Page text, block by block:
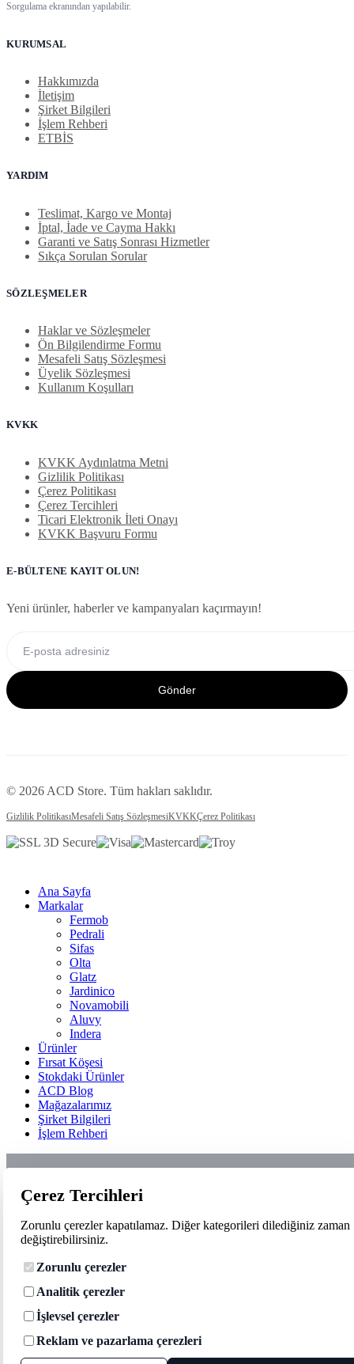
Sorgulama ekranından yapılabilir.
KURUMSAL
Hakkımızda
İletişim
Şirket Bilgileri
İşlem Rehberi
ETBİS
YARDIM
Teslimat, Kargo ve Montaj
İptal, İade ve Cayma Hakkı
Garanti ve Satış Sonrası Hizmetler
Sıkça Sorulan Sorular
SÖZLEŞMELER
Haklar ve Sözleşmeler
Ön Bilgilendirme Formu
Mesafeli Satış Sözleşmesi
Üyelik Sözleşmesi
Kullanım Koşulları
KVKK
KVKK Aydınlatma Metni
Gizlilik Politikası
Çerez Politikası
Çerez Tercihleri
Ticari Elektronik İleti Onayı
KVKK Başvuru Formu
E-BÜLTENE KAYIT OLUN!
Yeni ürünler, haberler ve kampanyaları kaçırmayın!
Gönder
© 2026 ACD Store. Tüm hakları saklıdır.
Gizlilik PolitikasıMesafeli Satış SözleşmesiKVKKÇerez Politikası
Ana Sayfa
Markalar
Fermob
Pedrali
Sifas
Olta
Glatz
Jardinico
Novamobili
Aluvy
Indera
Ürünler
Fırsat Köşesi
Stokdaki Ürünler
ACD Blog
Mağazalarımız
Şirket Bilgileri
İşlem Rehberi
Çerez Tercihleri
Zorunlu çerezler kapatılamaz. Diğer kategorileri dilediğiniz zaman
değiştirebilirsiniz.
Zorunlu çerezler
Analitik çerezler
İşlevsel çerezler
Reklam ve pazarlama çerezleri